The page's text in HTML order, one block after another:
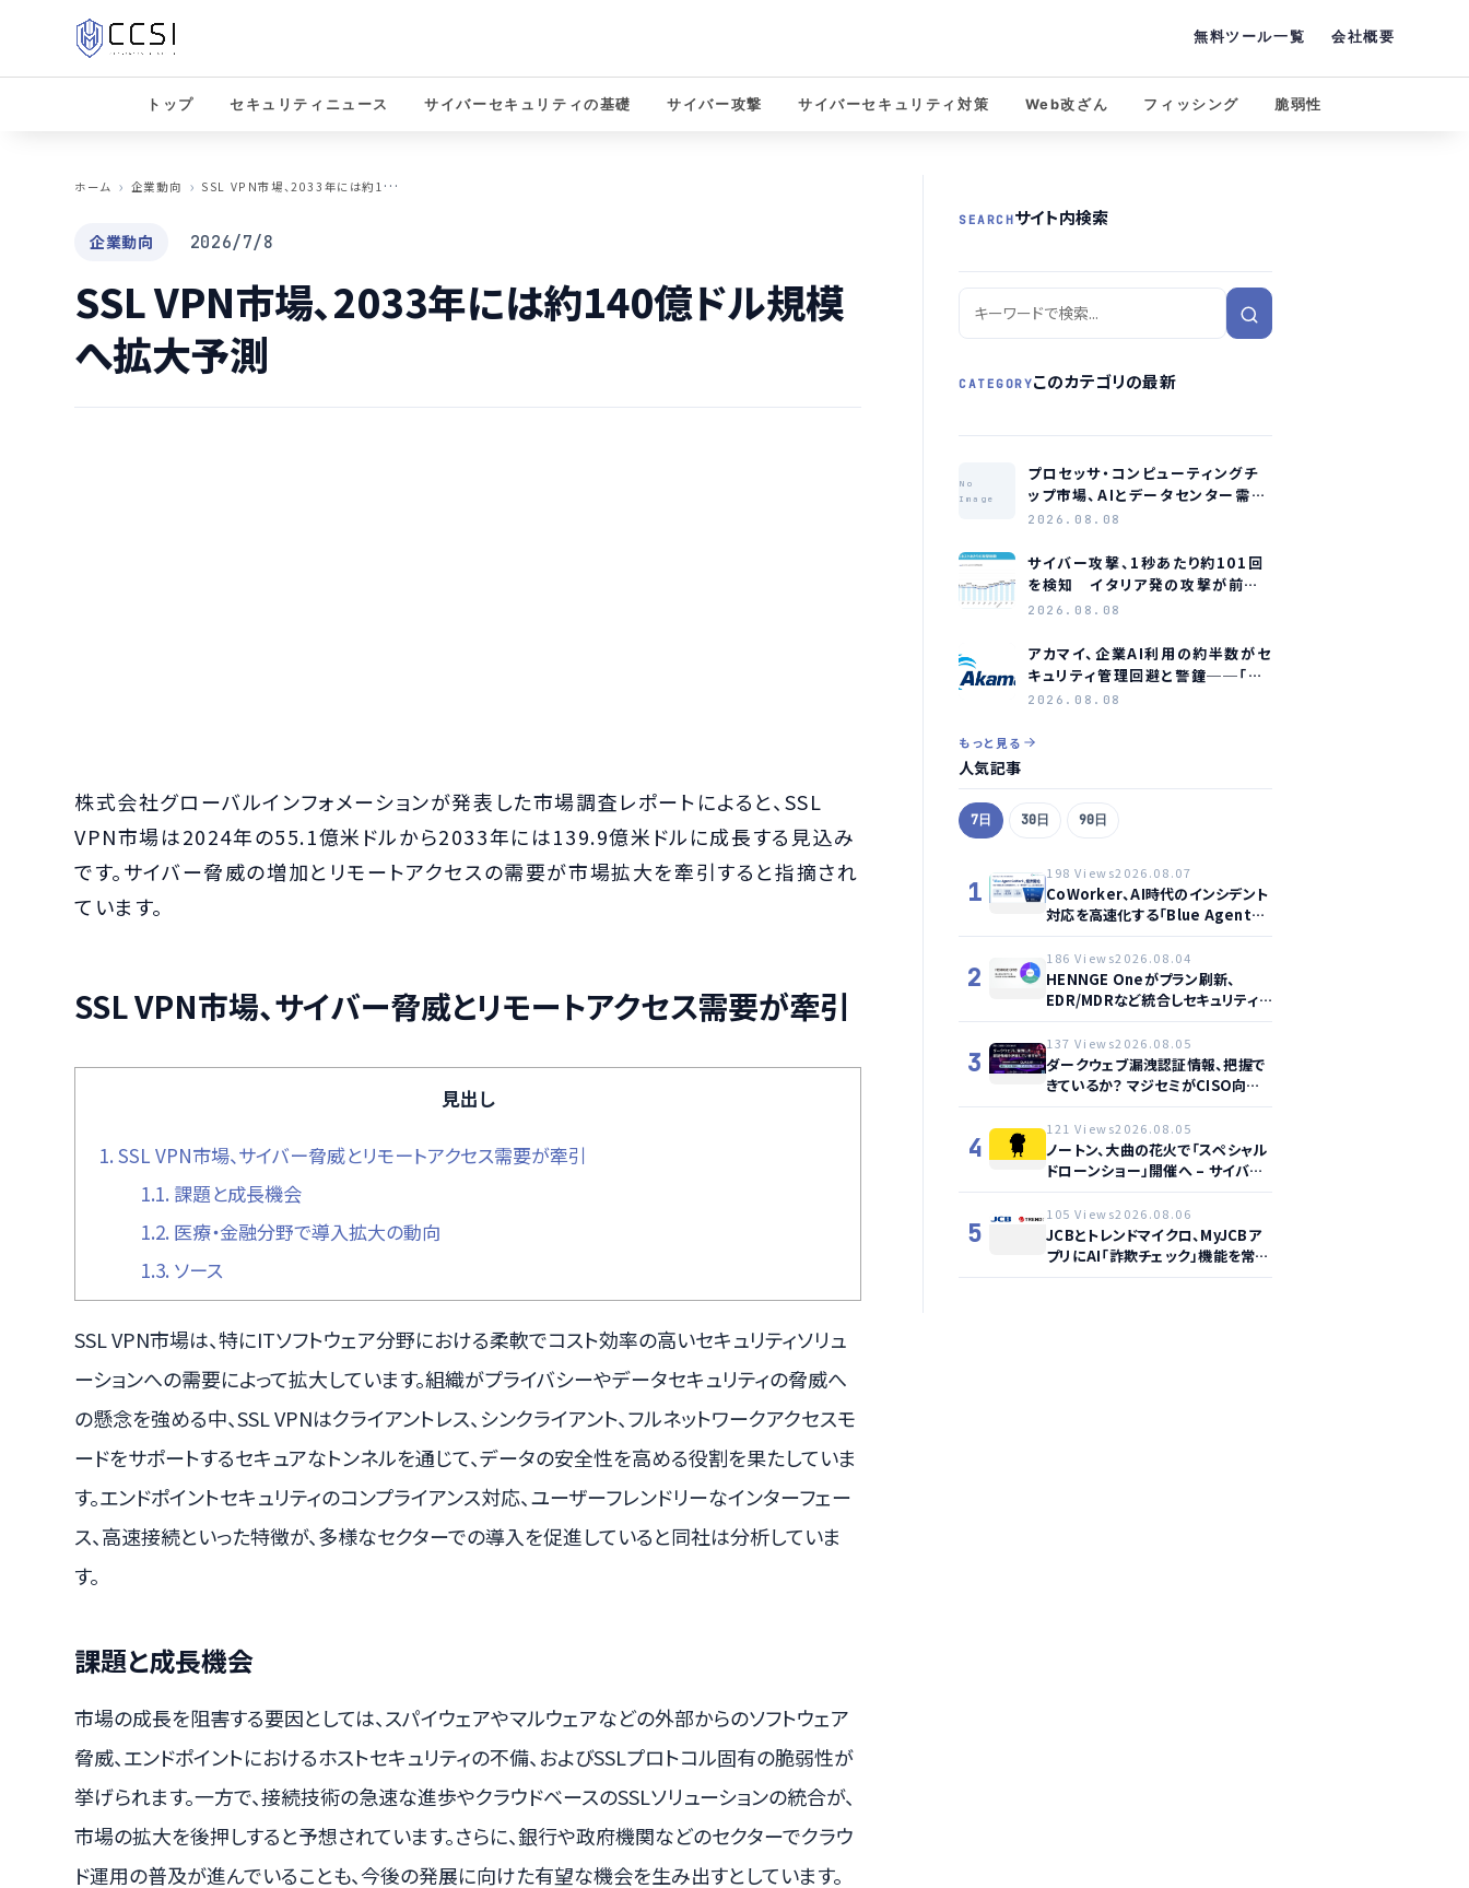
無料ツール一覧 会社概要
トップ セキュリティニュース サイバーセキュリティの基礎 サイバー攻撃 サイバーセキュリティ対策 Web改ざん フィッシング 脆弱性
ホーム
企業動向 S
SL VPN市場、2033年には約140億ドル規模へ拡大予測
企業動向 2026/7/8
SSL VPN市場、2033年には約140億ドル規模
へ拡大予測
株式会社グローバルインフォメーションが発表した市場調査レポートによると、SSL
VPN市場は2024年の55.1億米ドルから2033年には139.9億米ドルに成長する見込み
です。サイバー脅威の増加とリモートアクセスの需要が市場拡大を牽引すると指摘され
ています。
SSL VPN市場、サイバー脅威とリモートアクセス需要が牽引
見出し
1. SSL VPN市場、サイバー脅威とリモートアクセス需要が牽引
1.1. 課題と成長機会
1.2. 医療・金融分野で導入拡大の動向
1.3. ソース
SSL VPN市場は、特にITソフトウェア分野における柔軟でコスト効率の高いセキュリティソリュ
ーションへの需要によって拡大しています。組織がプライバシーやデータセキュリティの脅威へ
の懸念を強める中、SSL VPNはクライアントレス、シンクライアント、フルネットワークアクセスモ
ードをサポートするセキュアなトンネルを通じて、データの安全性を高める役割を果たしていま
す。エンドポイントセキュリティのコンプライアンス対応、ユーザーフレンドリーなインターフェー
ス、高速接続といった特徴が、多様なセクターでの導入を促進していると同社は分析していま
す。
課題と成長機会
市場の成長を阻害する要因としては、スパイウェアやマルウェアなどの外部からのソフトウェア
脅威、エンドポイントにおけるホストセキュリティの不備、およびSSLプロトコル固有の脆弱性が
挙げられます。一方で、接続技術の急速な進歩やクラウドベースのSSLソリューションの統合が、
市場の拡大を後押しすると予想されています。さらに、銀行や政府機関などのセクターでクラウ
ド運用の普及が進んでいることも、今後の発展に向けた有望な機会を生み出すとしています。
SEARCHサイト内検索
CATEGORYこのカテゴリの最新
No
Image
プロセッサ・コンピューティングチ
ップ市場、AIとデータセンター需要
に牽引され2035年に約1.1兆ドル
2026.08.08
サイバー攻撃、1秒あたり約101回
を検知 イタリア発の攻撃が前年
同期比約75倍に急増
2026.08.08
アカマイ、企業AI利用の約半数がセ
キュリティ管理回避と警鐘──「シ
ャドーAI」が新たな脅威に
2026.08.08
もっと見る
人気記事
7日 30日 90日
1
198 Views2026.08.07
CoWorker、AI時代のインシデント
対応を高速化する「Blue Agent
CoWork」を提供開始
2
186 Views2026.08.04
HENNGE Oneがプラン刷新、
EDR/MDRなど統合しセキュリティ
強化へ
3
137 Views2026.08.05
ダークウェブ漏洩認証情報、把握で
きているか？ マジセミがCISO向け
ウェビナー開催へ
4
121 Views2026.08.05
ノートン、大曲の花火で「スペシャル
ドローンショー」開催へ – サイバー
セーフティ啓発
5
105 Views2026.08.06
JCBとトレンドマイクロ、MyJCBア
プリにAI「詐欺チェック」機能を常設
し不正対策を強化